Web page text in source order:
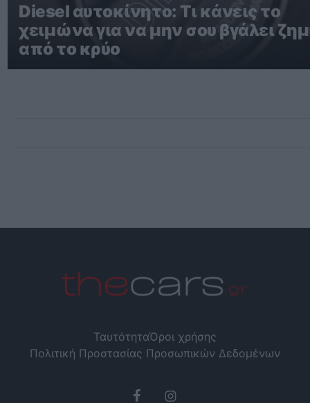
Diesel αυτοκίνητο: Τι κάνεις το
χειμώνα για να μην σου βγάλει
από το κρύο
ΤαυτότηταΌροι χρήσης
Πολιτική Προστασίας Προσωπικών Δεδομένων